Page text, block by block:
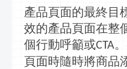
產品頁面的最終目
效的產品頁面在整
個行動呼籲或CTA
頁面時隨時將商品